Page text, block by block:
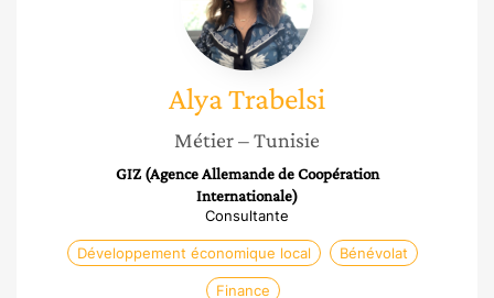
AlyaTrabelsi
Métier– Tunisie
GIZ (Agence Allemande de Coopération
Internationale)
Consultante
Développement économique local Bénévolat
Finance